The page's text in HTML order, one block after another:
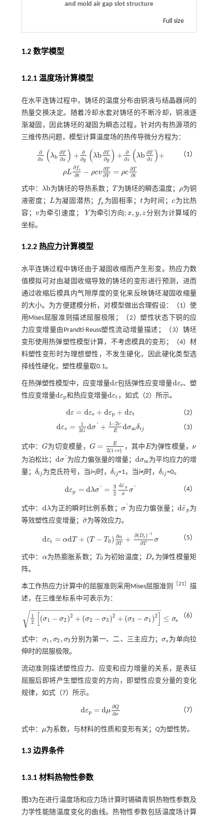
and mold air gap slot structure
Full size
1.2 数学模型
1.2.1 温度场计算模型
在水平连铸过程中，铸坯的温度分布由铜液与结晶器间的
热量交换决定。随着冷却水套对铸坯的不断冷却，铜液逐
渐凝固，因此铸坯的凝固为瞬态过程。针对内有热源项的
三维传热问题，模型计算温度场的热传导微分方程为：
∂
∂x (λb
∂T
∂x ) + ∂
∂y (λb ∂T
∂y ) + ∂
∂z (λb ∂T
∂z )+
ρL
∂ fs
∂t − ρcv ∂T
∂Y = ρc ∂T
∂t
b +∂ ∂y λ b∂ ∂ ∂z λ ρL -ρ
（1）
式中： λb
λb 为铸坯的导热系数； T
T 为铸坯的瞬态温度； ρ
ρ为铜
液密度；
L
L 为凝固潜热； fs
fs 为固相率； t
t 为时间； c
c 为比热
容； v
v为牵引速度； Y为牵引 方向; x, y, z
Y为牵引方向;x ,y,z
分别为计算域的
坐标。
1.2.2 热应力计算模型
水平连铸过程中铸坯由于凝固收缩而产生形变。热应力数
值模拟可对由凝固收缩导致的铸坯的变形进行预测，进而
通过收缩后模具内气隙厚度的变化来反映铸坯凝固收缩量
的大小。为方便建模分析，对模型做出合理假设：（1）使
用Mises屈服准则描述屈服极限；（2）塑性状态下铜的应
力应变增量由Prandtl-Reuss塑性流动增量描述；（3）铸坯
变形使用热弹塑性模型计算，不考虑模具的变形；（4）材
料塑性变形时为理想塑性，不发生硬化，因此硬化类型选
择线性硬化，塑性模量取0.1。
在热弹塑性模型中，应变增量dε
dε 包括弹性应变增量dεe
dεe、塑
性应变增量dεp
dεp 和热应变增量dεt
dεt ，如式（2） 所示。
dε = dεe + dεp + dεt
dε= dε e+dε p+ dεt （2）
dεe =
1
2G dσ ' + 1−2ν
E
dσmδi j
dεe= 12 Gdσ'+1 2νE dσmδij （3）
式中：G
G 为切变模量， G = E
2(1+ν)
G= E2 1+ν) ，其中 E
E 为弹性模量，ν
ν
为泊松比； dσ '
dσ' 为应力偏张量的增量；dσm
dσm 为平均应力的增
量； δi j
δij 为克氏符号，当i=j时， δi j
δij =1，当i≠j时，δi j
δij =0。
dεp = dλσ' =
3
2
dε¯p
σ
¯ σ'
dεp= dλ σ'=32d ε¯p σ¯ σ' （4）
式中： d λ
dλ 为正的瞬时比例系数； σ '
σ' 为应力偏张量； dε
¯p
dε¯p为
等效塑性应变增量； σ
¯
σ¯为等效应力。
dεt = αdT + (T − T0 ) ∂α
∂T + ∂(De)−1
∂T
σ
dεt= αd T+T-T 0∂α∂T +∂( De )- 1∂T σ （5）
式中： α
α 为热膨胀系数； T0
T0 为初始温度；De
De 为弹性模量矩
阵。
本工作热应力计算中的屈服准则采用Mises屈服准则 ［21］描
述，在三维坐标系中可表示为：
1
2
(σ1 − σ2 )2 + (σ2 − σ3 )2 + (σ3 − σ1 )2
− −
−−−−−−−−−−−−−−−−−−−−−−−−−−−−−−
√ ≤ σs
1 2 σ1 σ22+ σ2 -σ3 2 σ3 -σ12 ≤σ s
（6）
式中： σ1 , σ2 , σ3
σ1 ,σ2, σ 3 分别为第一、二、三主应力；σs
σs 为单向拉
伸时的屈服极限。
流动准则描述塑性应力、应变和应力增量的关系，是表征
屈服后即将产生塑性应变的方向，即塑性应变分量的变化
规律，如式（7） 所示。
dεp = dμ
∂Q
∂σ
dεp= dμ ∂Q∂σ （7）
式中： μ
μ为系数，与材料的性质和变形有关； Q为塑性势。
1.3 边界条件
1.3.1 材料热物性参数
图3为在进行温度场和应力场计算时锡磷青铜热物性参数及
力学性能随温度变化的曲线。热物性参数包括温度场计算